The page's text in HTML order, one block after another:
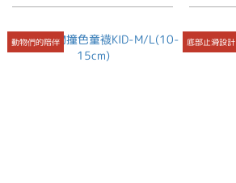
動物們的陪伴 底部止滑設計